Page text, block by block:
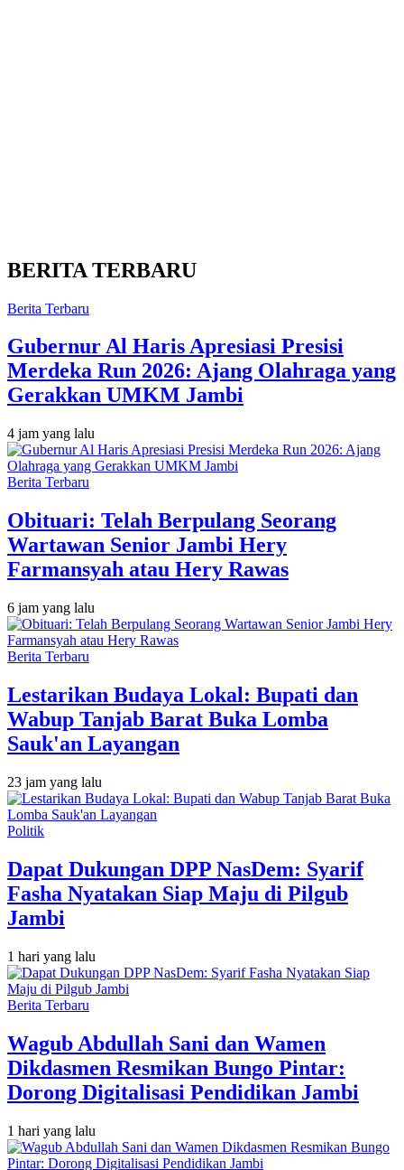
BERITA TERBARU
Berita Terbaru
Gubernur Al Haris Apresiasi Presisi
Merdeka Run 2026: Ajang Olahraga yang
Gerakkan UMKM Jambi
4 jam yang lalu
Berita Terbaru
Obituari: Telah Berpulang Seorang
Wartawan Senior Jambi Hery
Farmansyah atau Hery Rawas
6 jam yang lalu
Berita Terbaru
Lestarikan Budaya Lokal: Bupati dan
Wabup Tanjab Barat Buka Lomba
Sauk'an Layangan
23 jam yang lalu
Politik
Dapat Dukungan DPP NasDem: Syarif
Fasha Nyatakan Siap Maju di Pilgub
Jambi
1 hari yang lalu
Berita Terbaru
Wagub Abdullah Sani dan Wamen
Dikdasmen Resmikan Bungo Pintar:
Dorong Digitalisasi Pendidikan Jambi
1 hari yang lalu